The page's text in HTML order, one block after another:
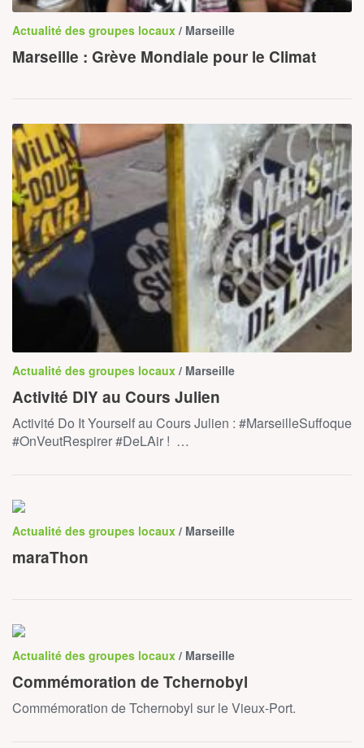
Actualité des groupes locaux / Marseille
Marseille : Grève Mondiale pour le Climat
Actualité des groupes locaux / Marseille
Activité DIY au Cours Julien
Activité Do It Yourself au Cours Julien : #MarseilleSuffoque
#OnVeutRespirer #DeLAir ! …
Actualité des groupes locaux / Marseille
maraThon
Actualité des groupes locaux / Marseille
Commémoration de Tchernobyl
Commémoration de Tchernobyl sur le Vieux-Port.